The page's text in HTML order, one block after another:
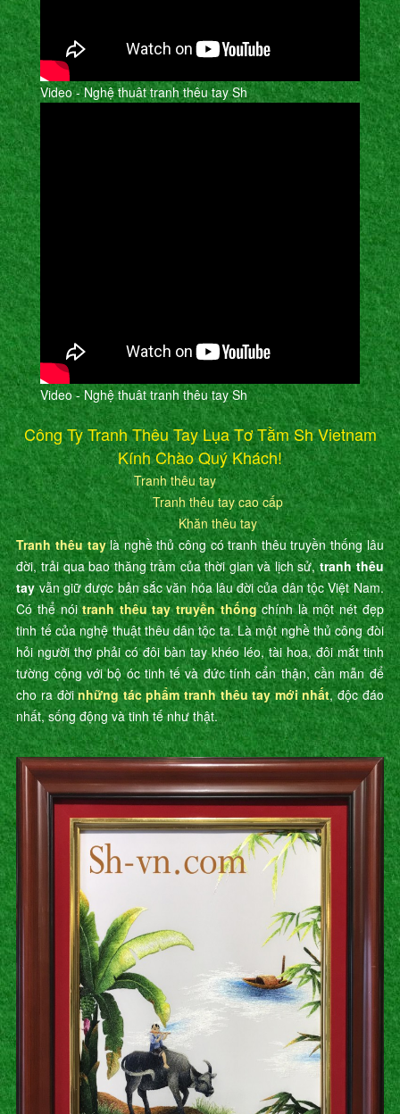
Video - Nghệ thuât tranh thêu tay Sh
Video - Nghệ thuât tranh thêu tay Sh
Công Ty Tranh Thêu Tay Lụa Tơ Tằm Sh Vietnam
Kính Chào Quý Khách!
Tranh thêu tay
Tranh thêu tay cao cấp
Khăn thêu tay
Tranh thêu taylà nghề thủ công có tranh thêu truyền thống lâu
đời, trải qua bao thăng trầm của thời gian và lịch sử,tranh thêu
tayvẫn giữ được bản sắc văn hóa lâu đời của dân tộc Việt Nam.
Có thể nóitranh thêu tay truyền thốngchính là một nét đẹp
tinh tế của nghệ thuật thêu dân tộc ta. Là một nghề thủ công đòi
hỏi người thợ phải có đôi bàn tay khéo léo, tài hoa, đôi mắt tinh
tường cộng với bộ óc tinh tế và đức tính cẩn thận, cần mẫn để
cho ra đờinhững tác phẩm tranh thêu tay mới nhất, độc đáo
nhất, sống động và tinh tế như thật.